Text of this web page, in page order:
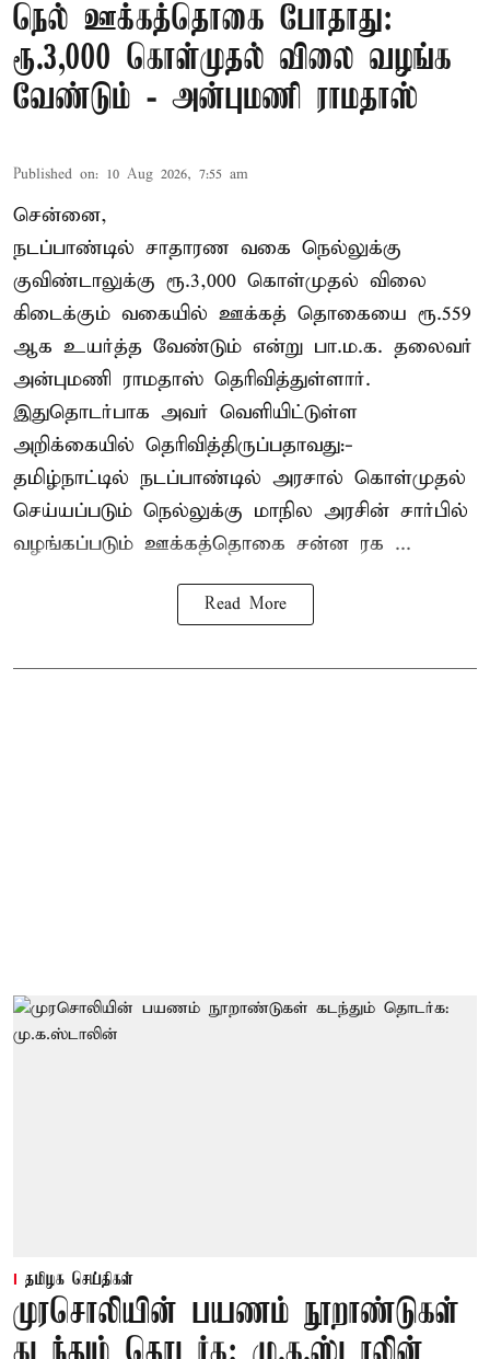
நெல் ஊக்கத்தொகை போதாது:
ரூ.3,000 கொள்முதல் விலை வழங்க
வேண்டும் - அன்புமணி ராமதாஸ்
Published on: 10 Aug 2026, 7:55 am
சென்னை,
நடப்பாண்டில் சாதாரண வகை நெல்லுக்கு
குவிண்டாலுக்கு ரூ.3,000 கொள்முதல் விலை
கிடைக்கும் வகையில் ஊக்கத் தொகையை ரூ.559
ஆக உயர்த்த வேண்டும் என்று பா.ம.க. தலைவர்
அன்புமணி ராமதாஸ் தெரிவித்துள்ளார்.
இதுதொடர்பாக அவர் வெளியிட்டுள்ள
அறிக்கையில் தெரிவித்திருப்பதாவது:-
தமிழ்நாட்டில் நடப்பாண்டில் அரசால் கொள்முதல்
செய்யப்படும் நெல்லுக்கு மாநில அரசின் சார்பில்
வழங்கப்படும் ஊக்கத்தொகை சன்ன ரக ...
Read More
தமிழக செய்திகள்
முரசொலியின் பயணம் நூறாண்டுகள்